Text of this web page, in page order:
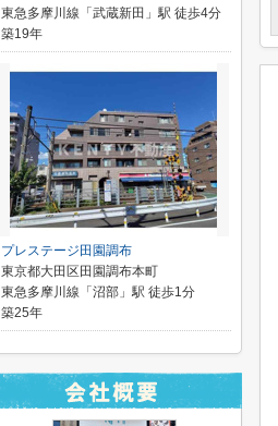
東急多摩川線「武蔵新田」駅 徒歩4分
築19年
プレステージ田園調布
東京都大田区田園調布本町
東急多摩川線「沼部」駅 徒歩1分
築25年